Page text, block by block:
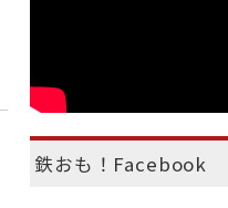
鉄おも！Facebook